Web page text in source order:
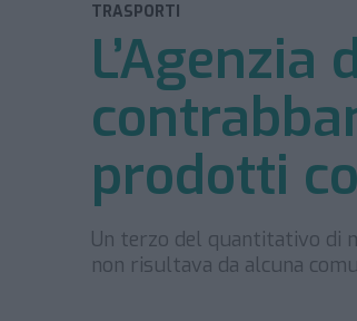
TRASPORTI
prodotti
Un terzo del quantitativo di
non risultava da alcuna